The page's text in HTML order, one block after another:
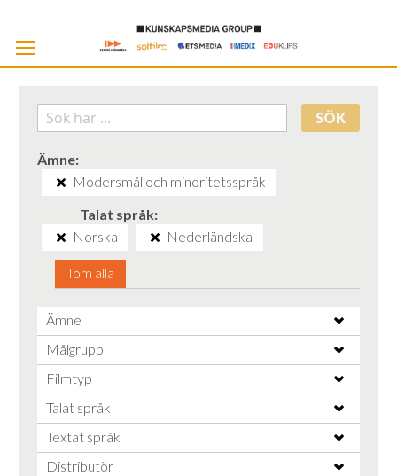
SÖK
Ämne
Modersmål och minoritetsspråk
Talat språk
Norska
Nederländska
Töm alla
Ämne
Målgrupp
Filmtyp
Talat språk
Textat språk
Distributör